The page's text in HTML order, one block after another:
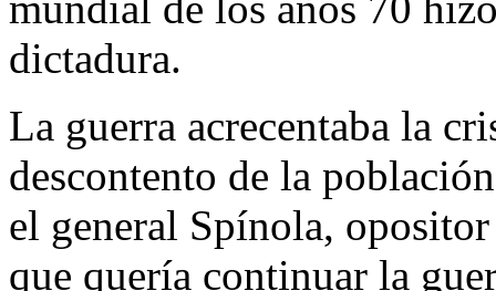
dictadura.
La guerra acrecentaba la
descontento de la
el general Spínola,
que quería continuar la